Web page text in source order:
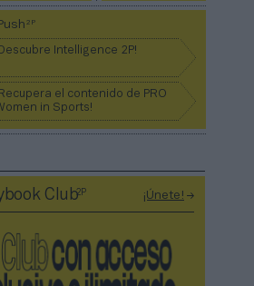
2P
Intelligence 2P!
el contenido de PRO
in Sports!
Club2P ¡Únete!